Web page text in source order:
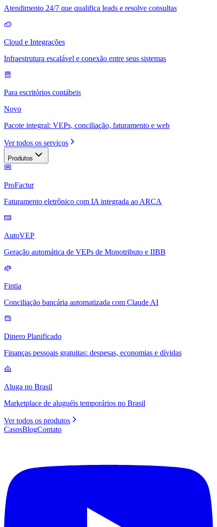
Atendimento 24/7 que qualifica leads e resolve consultas
Cloud e Integrações
Infraestrutura escalável e conexão entre seus sistemas
Para escritórios contábeis
Novo
Pacote integral: VEPs, conciliação, faturamento e web
Ver todos os serviços
Produtos
ProFactur
Faturamento eletrônico com IA integrada ao ARCA
AutoVEP
Geração automática de VEPs de Monotributo e IIBB
Fintia
Conciliação bancária automatizada com Claude AI
Dinero Planificado
Finanças pessoais gratuitas: despesas, economias e dívidas
Aluga no Brasil
Marketplace de aluguéis temporários no Brasil
Ver todos os produtos
CasosBlogContato